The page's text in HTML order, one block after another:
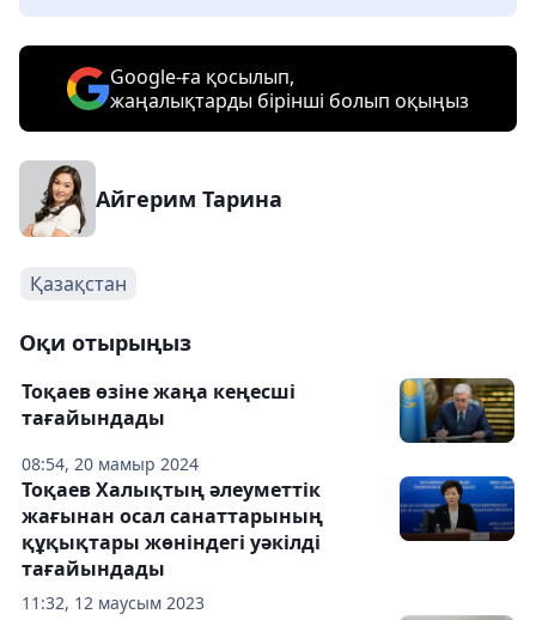
Google-ға қосылып,
жаңалықтарды бірінші болып оқыңыз
Айгерим Тарина
Қазақстан
Оқи отырыңыз
08:54, 20 мамыр 2024
Тоқаев өзіне жаңа кеңесші
тағайындады
11:32, 12 маусым 2023
Тоқаев Халықтың әлеуметтік
жағынан осал санаттарының
құқықтары жөніндегі уәкілді
тағайындады